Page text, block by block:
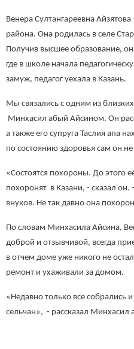
Венера Султангареевна
района. Она родилась в селе
Получив высшее образование,
где в школе начала
замуж, педагог уехала в Казань.
Мы связались с одним из
Минхасил абый Айсином. Он
а также его супруга Таслия апа
по состоянию здоровья сам он не
«Состоятся похороны. До этого
похоронят в Казани, - сказал он.
внуков. Не так давно она
По словам Минхасила Айсина,
доброй и отзывчивой, всегда
в отчем доме уже никого не
ремонт и ухаживали за домом.
«Недавно только все собрались
сельчан», - рассказал Минхасил